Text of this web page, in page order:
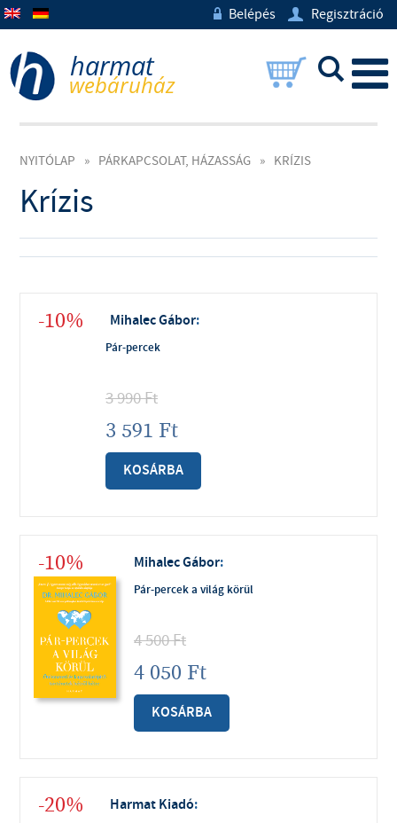
w Belépés U Regisztráció
L
NYITÓLAP » PÁRKAPCSOLAT, HÁZASSÁG » KRÍZIS
Krízis
-10% Mihalec Gábor:
Pár-percek
3 990Ft
3 591 Ft
KOSÁRBA
-10% Mihalec Gábor:
Pár-percek a világ körül
4 500Ft
4 050 Ft
KOSÁRBA
-20% Harmat Kiadó: